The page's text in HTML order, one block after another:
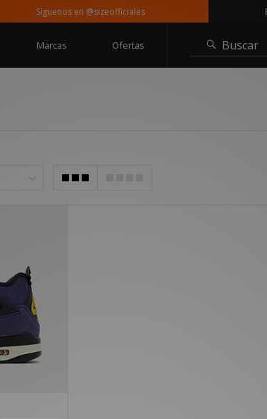
Síguenos en @sizeofficiales
Marcas Ofertas Buscar